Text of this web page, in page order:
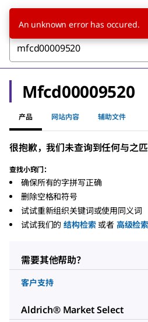
Mfcd00009520
产品 网站内容 辅助文件
很抱歉，我们未查询到任何与之
查找小窍门：
确保所有的字拼写正确
删除空格和符号
试试重新组织关键词或使用同义词
试试我们的 结构检索 或者 高级检索
需要其他帮助？
客户支持
Aldrich® Market Select
An unknown error has occured.